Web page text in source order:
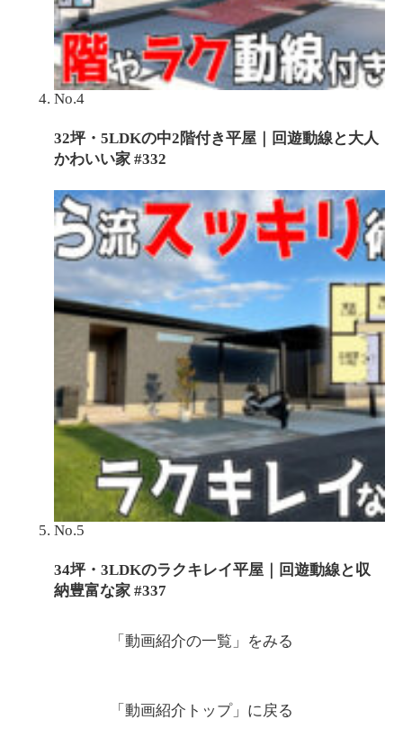
No.4
32坪・5LDKの中2階付き平屋｜回遊動線と大人
かわいい家 #332
No.5
34坪・3LDKのラクキレイ平屋｜回遊動線と収
納豊富な家 #337
「動画紹介の一覧」 をみる
「動画紹介トップ」 に戻る